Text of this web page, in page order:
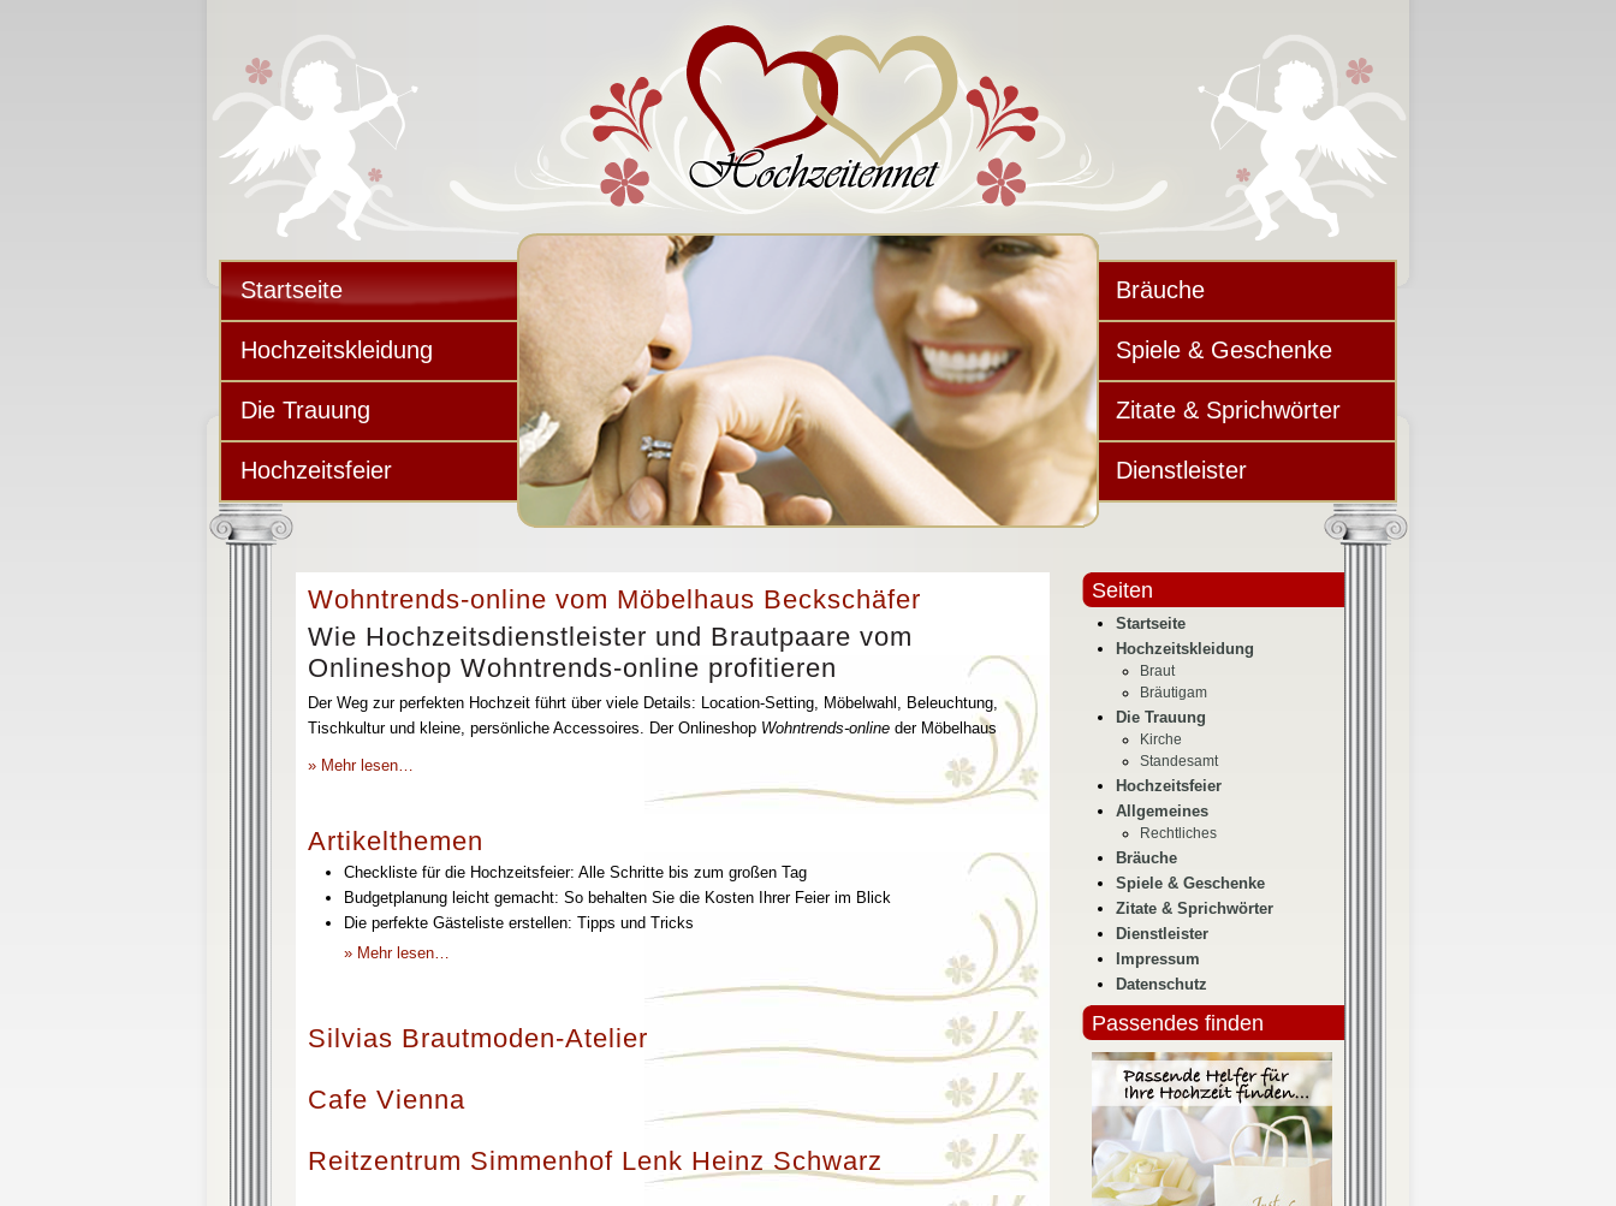
Startseite
Hochzeitskleidung
Die Trauung
Hochzeitsfeier
Bräuche
Spiele & Geschenke
Zitate & Sprichwörter
Dienstleister
Wohntrends-online vom Möbelhaus Beckschäfer
Wie Hochzeitsdienstleister und Brautpaare vom
Onlineshop Wohntrends-online profitieren
Der Weg zur perfekten Hochzeit führt über viele Details: Location-Setting, Möbelwahl, Beleuchtung,
Tischkultur und kleine, persönliche Accessoires. Der Onlineshop Wohntrends-online der Möbelhaus
» Mehr lesen…
Artikelthemen
Checkliste für die Hochzeitsfeier: Alle Schritte bis zum großen Tag
Budgetplanung leicht gemacht: So behalten Sie die Kosten Ihrer Feier im Blick
Die perfekte Gästeliste erstellen: Tipps und Tricks
» Mehr lesen…
Silvias Brautmoden-Atelier
Cafe Vienna
Reitzentrum Simmenhof Lenk Heinz Schwarz
Seiten
Startseite
Hochzeitskleidung
Braut
Bräutigam
Die Trauung
Kirche
Standesamt
Hochzeitsfeier
Allgemeines
Rechtliches
Bräuche
Spiele & Geschenke
Zitate & Sprichwörter
Dienstleister
Impressum
Datenschutz
Passendes finden